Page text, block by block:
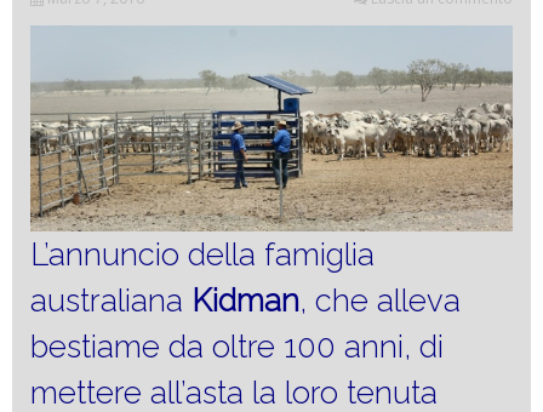
L’annuncio della famiglia
australiana Kidman, che alleva
bestiame da oltre 100 anni, di
mettere all’asta la loro tenuta